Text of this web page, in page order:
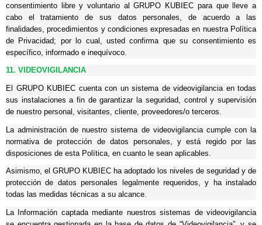
consentimiento libre y voluntario al GRUPO KUBIEC para que lleve a
cabo el tratamiento de sus datos personales, de acuerdo a las
finalidades, procedimientos y condiciones expresadas en nuestra Política
de Privacidad; por lo cual, usted confirma que su consentimiento es
específico, informado e inequívoco.
11. VIDEOVIGILANCIA
El GRUPO KUBIEC cuenta con un sistema de videovigilancia en todas
sus instalaciones a fin de garantizar la seguridad, control y supervisión
de nuestro personal, visitantes, cliente, proveedores/o terceros.
La administración de nuestro sistema de videovigilancia cumple con la
normativa de protección de datos personales, y está regido por las
disposiciones de esta Política, en cuanto le sean aplicables.
Asimismo, el GRUPO KUBIEC ha adoptado los niveles de seguridad y de
protección de datos personales legalmente requeridos, y ha instalado
todas las medidas técnicas a su alcance.
La Información captada mediante nuestros sistemas de videovigilancia